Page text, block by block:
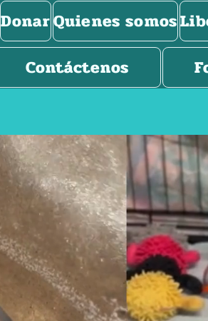
DonarQuienes somos
Contáctenos